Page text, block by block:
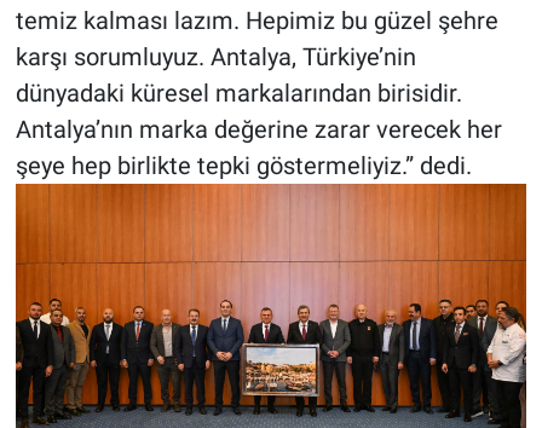
temiz kalması lazım. Hepimiz bu güzel şehre
karşı sorumluyuz. Antalya, Türkiye’nin
dünyadaki küresel markalarından birisidir.
Antalya’nın marka değerine zarar verecek her
şeye hep birlikte tepki göstermeliyiz.” dedi.